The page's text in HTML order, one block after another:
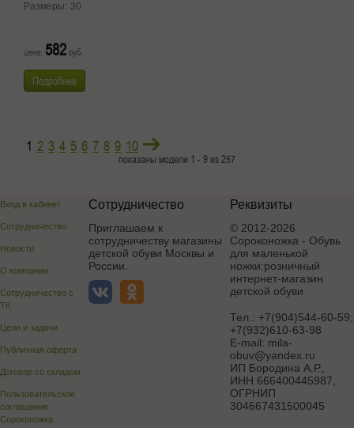
Размеры: 30
цена: 582 руб.
Подробнее
1 2 3 4 5 6 7 8 9 10
показаны модели 1 - 9 из 257
Вход в кабинет
Сотрудничество
Новости
О компании
Сотрудничество с
ТК
Цели и задачи
Публичная оферта
Договор со складом
Пользовательское
соглашение
Сороконожка
Сотрудничество
Приглашаем к
сотрудничеству магазины
детской обуви Москвы и
России.
Реквизиты
© 2012-2026
Сороконожка - Обувь
для маленькой
ножки:розничный
интернет-магазин
детской обуви
Тел.: +7(904)544-60-59;
+7(932)610-63-98
E-mail: mila-
obuv@yandex.ru
ИП Бородина А.Р.
ИНН 666400445987,
ОГРНИП
304667431500045